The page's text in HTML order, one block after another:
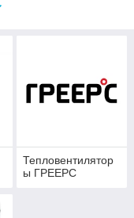
Тепловентилятор
ы ГРЕЕРС